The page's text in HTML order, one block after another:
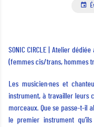
SONIC CIRCLE | Atelier
(femmes cis/trans, hommes
Les musicien·nes et
instrument, à travailler leurs
morceaux. Que se passe-t-il
le premier instrument